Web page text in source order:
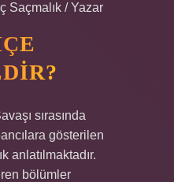
Saçmalık / Yazar
sırasında
gösterilen
anlatılmaktadır.
bölümler